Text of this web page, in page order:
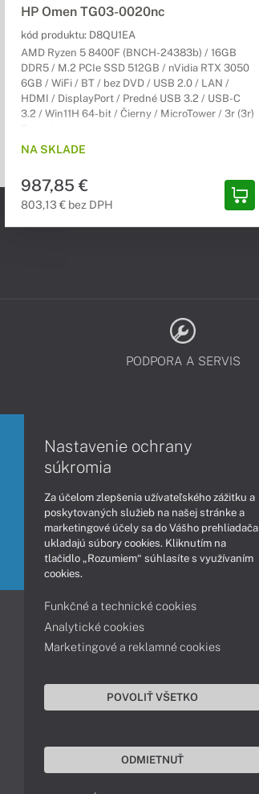
HP Omen TG03-0020nc
kód produktu: D8QU1EA
AMD Ryzen 5 8400F (BNCH-24383b) / 16GB
DDR5 / M.2 PCIe SSD 512GB / nVidia RTX 3050
6GB / WiFi / BT / bez DVD / USB 2.0 / LAN /
HDMI / DisplayPort / Predné USB 3.2 / USB-C
3.2 / Win11H 64-bit / Čierny / MicroTower / 3r (3r)
NA SKLADE
987,85 €
803,13 € bez DPH
PODPORA A SERVIS
Informácie
Obchodné podmienky
Ochrana osobných údajov
Vyhlásenie o prístupnosti
Cookies
Nastavenie ochrany
súkromia
Za účelom zlepšenia užívateľského zážitku a
poskytovaných služieb na našej stránke a
marketingové účely sa do Vášho prehliadača
ukladajú súbory cookies. Kliknutím na
tlačidlo „Rozumiem“ súhlasíte s využívaním
cookies.
Funkčné a technické cookies
Analytické cookies
Marketingové a reklamné cookies
POVOLIŤ VŠETKO
ODMIETNUŤ